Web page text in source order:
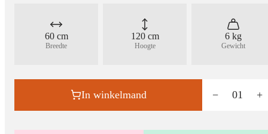
60 cm
Breedte
120 cm
Hoogte
6 kg
Gewicht
In winkelmand − 01 +